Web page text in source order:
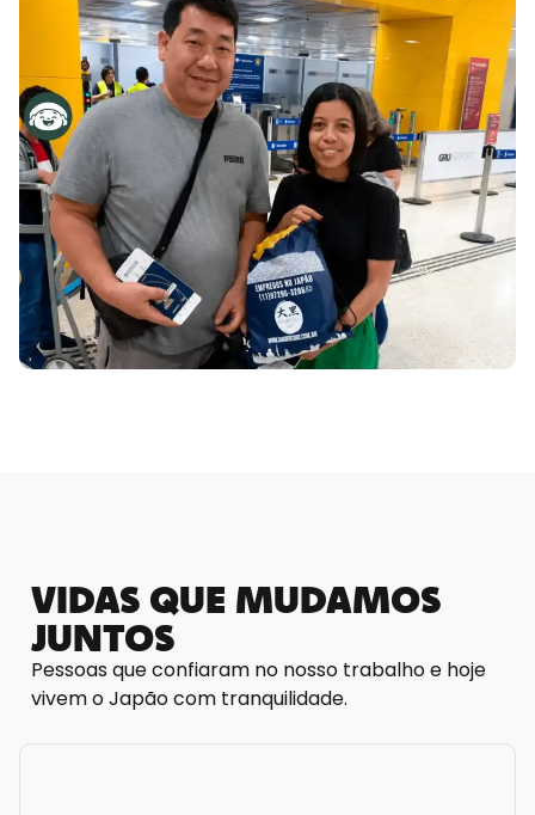
VIDAS QUE MUDAMOS
JUNTOS
Pessoas que confiaram no nosso trabalho e hoje
vivem o Japão com tranquilidade.